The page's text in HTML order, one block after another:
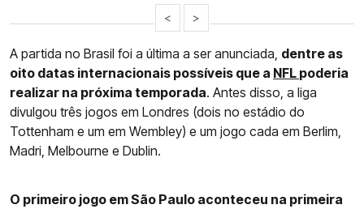
< >
A partida no Brasil foi a última a ser anunciada, dentre as
oito datas internacionais possíveis que a NFL poderia
realizar na próxima temporada. Antes disso, a liga
divulgou três jogos em Londres (dois no estádio do
Tottenham e um em Wembley) e um jogo cada em Berlim,
Madri, Melbourne e Dublin.
O primeiro jogo em São Paulo aconteceu na primeira